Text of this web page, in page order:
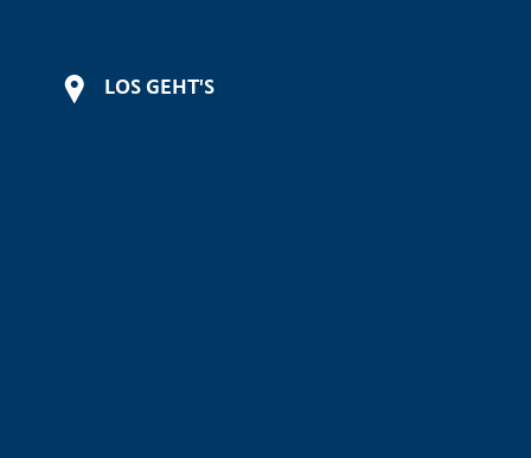
LOS GEHT'S